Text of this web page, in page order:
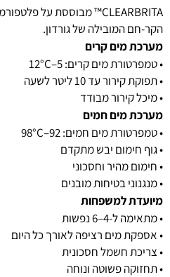
הקר-חם המובילה של גורדון.
מערכת מים קרים
• טמפרטורת מים קרים: 5–12°C
• תפוקת קירור עד 10 ליטר לשעה
• מיכל קירור מבודד
מערכת מים חמים
• טמפרטורת מים חמים: 92–98°C
• גוף חימום יבש מתקדם
• חימום מהיר וחסכוני
• מנגנוני בטיחות מובנים
מיועדת למשפחות
• מתאימה ל-4–6 נפשות
• אספקת מים רציפה לאורך כל היום
• צריכת חשמל חסכונית
• תחזוקה פשוטה ונוחה